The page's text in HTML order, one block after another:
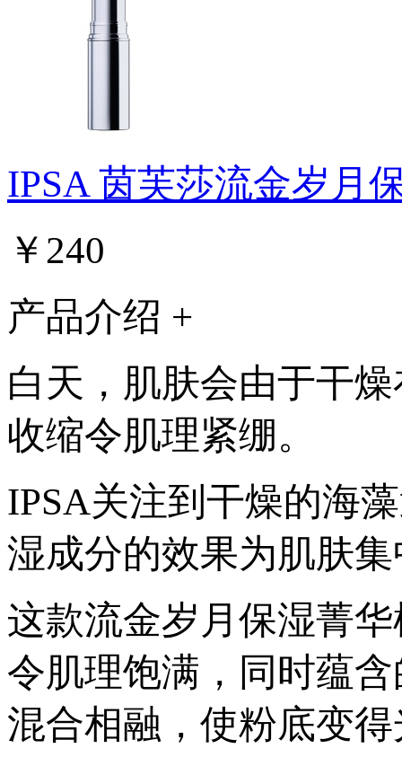
IPSA 茵芙莎流金岁月
￥240
产品介绍 +
白天，肌肤会由于干
收缩令肌理紧绷。
IPSA关注到干燥的海
湿成分的效果为肌肤
这款流金岁月保湿菁
令肌理饱满，同时蕴
混合相融，使粉底变